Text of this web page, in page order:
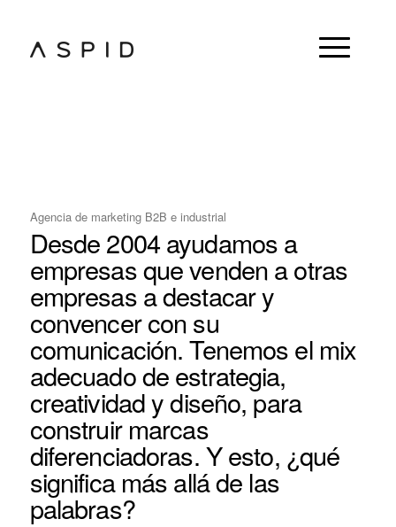
Agencia de marketing B2B e industrial
Desde 2004 ayudamos a
empresas que venden a otras
empresas a destacar y
convencer con su
comunicación. Tenemos el mix
adecuado de estrategia,
creatividad y diseño, para
construir marcas
diferenciadoras. Y esto, ¿qué
significa más allá de las
palabras?